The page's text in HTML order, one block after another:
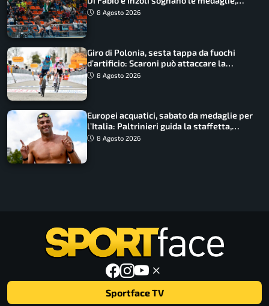
Castellani e Succo in finale
8 Agosto 2026
Giro di Polonia, sesta tappa da fuochi
d’artificio: Scaroni può attaccare la
maglia di Lemmen
8 Agosto 2026
Europei acquatici, sabato da medaglie per
l’Italia: Paltrinieri guida la staffetta,
Barnabà sogna l’oro dalle grandi altezze
8 Agosto 2026
Sportface TV